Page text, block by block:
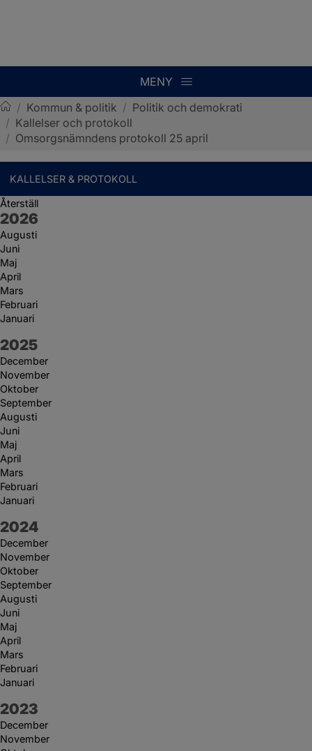
MENY
Sotenäs kommun
/ Kommun & politik / Politik och demokrati
/ Kallelser och protokoll
/ Omsorgsnämndens protokoll 25 april
KALLELSER & PROTOKOLL
Återställ
År:
2026
Augusti
Juni
Maj
April
Mars
Februari
Januari
År:
2025
December
November
Oktober
September
Augusti
Juni
Maj
April
Mars
Februari
Januari
År:
2024
December
November
Oktober
September
Augusti
Juni
Maj
April
Mars
Februari
Januari
År:
2023
December
November